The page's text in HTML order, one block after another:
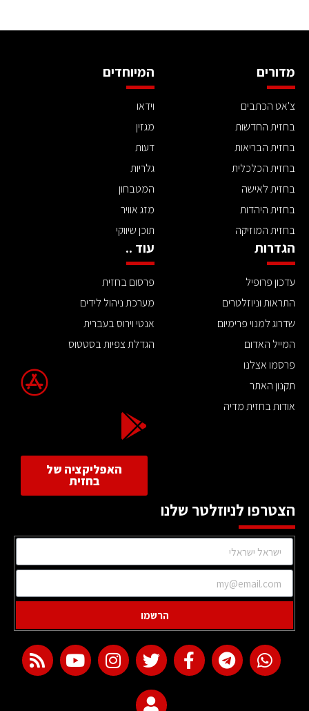
מדורים
צ'אט הכתבים
בחזית החדשות
בחזית הבריאות
בחזית הכלכלית
בחזית לאישה
בחזית היהדות
בחזית המוזיקה
המיוחדים
וידאו
מגזין
דעות
גלריות
המטבחון
מזג אוויר
תוכן שיווקי
הגדרות
עדכון פרופיל
התראות וניוזלטרים
שדרוג למנוי פרימיום
המייל האדום
פרסמו אצלנו
תקנון האתר
אודות בחזית מדיה
עוד ..
פרסום בחזית
מערכת ניהול לידים
אנטי וירוס בעברית
הגדלת צפיות בסטטוס
האפליקציה של
בחזית
הצטרפו לניוזלטר שלנו
הרשמו